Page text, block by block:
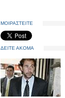
ΜΟΙΡΑΣΤΕΙΤΕ
ΔΕΙΤΕ ΑΚΟΜΑ